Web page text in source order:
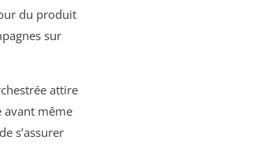
du produit
sur
attire
avant même
s’assurer